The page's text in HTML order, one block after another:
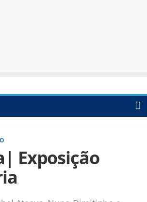
Exposição